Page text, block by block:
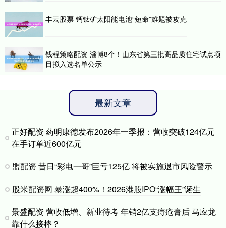
丰云股票 钙钛矿太阳能电池“短命”难题被攻克
钱程策略配资 淄博8个！山东省第三批高品质住宅试点项
目拟入选名单公示
最新文章
正好配资 药明康德发布2026年一季报：营收突破124亿元
在手订单近600亿元
盟配资 昔日“彩电一哥”巨亏125亿 将被实施退市风险警示
股米配资网 暴涨超400%！2026港股IPO“涨幅王”诞生
景盛配资 营收低增、新业待考 年销2亿支痔疮膏后 马应龙
靠什么接棒？